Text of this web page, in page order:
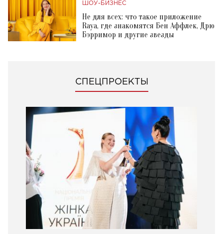
ШОУ-БИЗНЕС
Не для всех: что такое приложение
Raya, где знакомятся Бен Аффлек, Дрю
Бэрримор и другие звезды
СПЕЦПРОЕКТЫ